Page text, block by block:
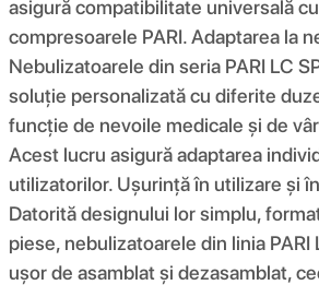
asigură compatibilitate universală
compresoarele PARI. Adaptarea la
Nebulizatoarele din seria PARI LC
soluție personalizată cu diferite
funcție de nevoile medicale și de
Acest lucru asigură adaptarea
utilizatorilor. Ușurință în utilizare și
Datorită designului lor simplu,
piese, nebulizatoarele din linia PARI
ușor de asamblat și dezasamblat,